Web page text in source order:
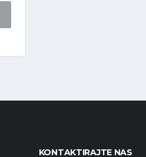
KONTAKTIRAJTE NAS